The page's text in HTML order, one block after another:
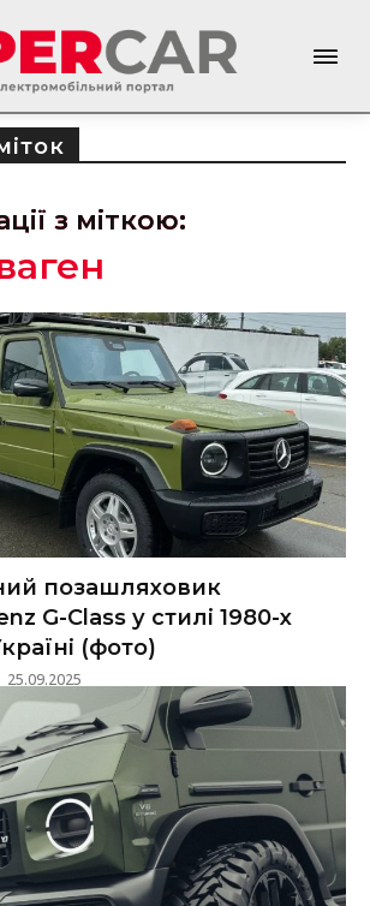
з міткою:
позашляховик
G-Class у стилі 1980-х
(фото)
25.09.2025